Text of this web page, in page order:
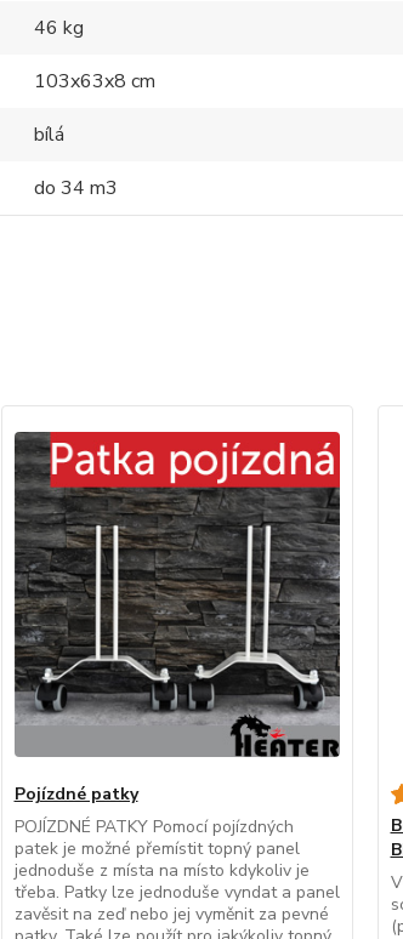
46 kg
103x63x8 cm
bílá
do 34 m3
Pojízdné patky
POJÍZDNÉ PATKY Pomocí pojízdných
patek je možné přemístit topný panel
jednoduše z místa na místo kdykoliv je
třeba. Patky lze jednoduše vyndat a panel
zavěsit na zeď nebo jej vyměnit za pevné